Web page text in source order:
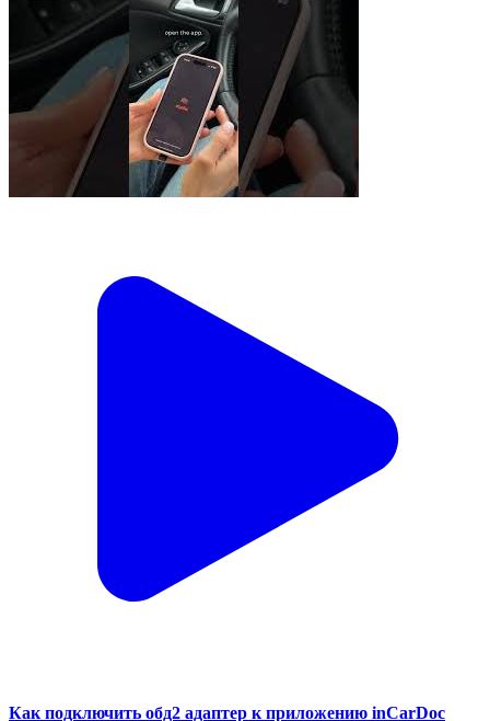
Как подключить обд2 адаптер к приложению inCarDoc